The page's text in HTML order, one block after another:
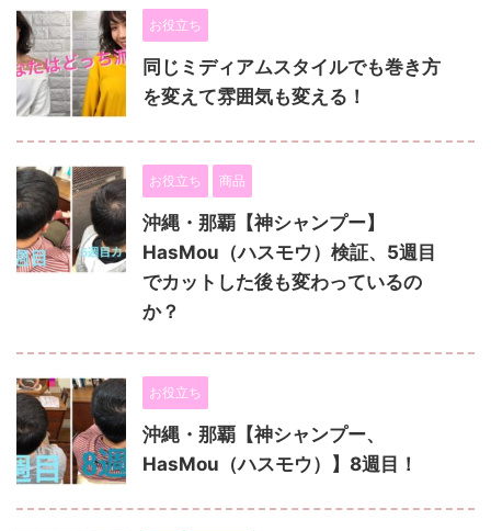
お役立ち
同じミディアムスタイルでも巻き方
を変えて雰囲気も変える！
お役立ち 商品
沖縄・那覇【神シャンプー】
HasMou（ハスモウ）検証、5週目
でカットした後も変わっているの
か？
お役立ち
沖縄・那覇【神シャンプー、
HasMou（ハスモウ）】8週目！